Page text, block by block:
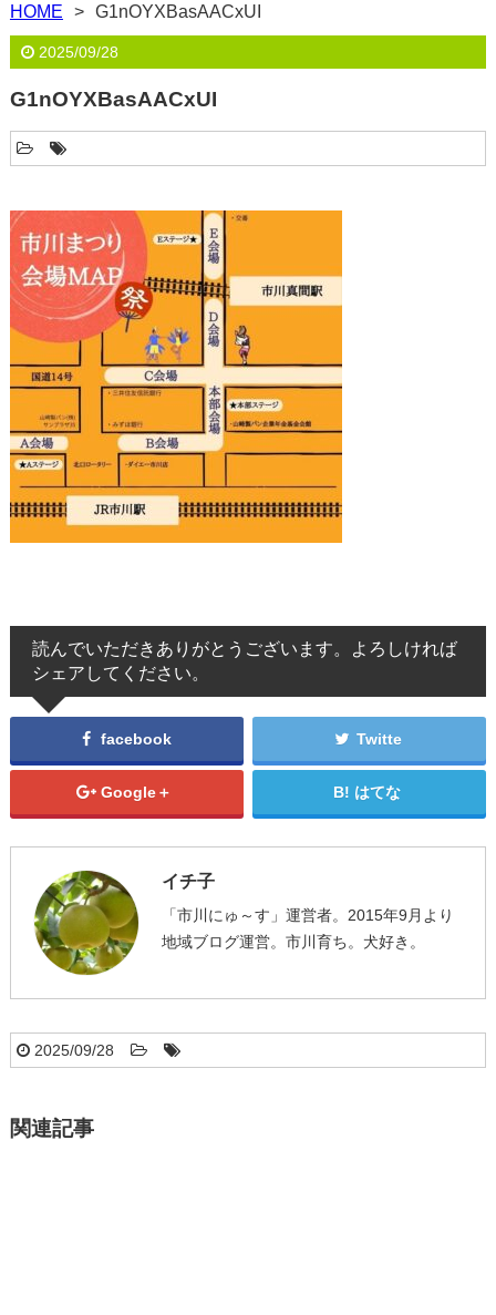
HOME G1nOYXBasAACxUI
2025/09/28
G1nOYXBasAACxUI
読んでいただきありがとうございます。よろしければ
シェアしてください。
facebook Twitte
Google＋ はてな
イチ子
「市川にゅ～す」運営者。2015年9月より
地域ブログ運営。市川育ち。犬好き。
2025/09/28
関連記事